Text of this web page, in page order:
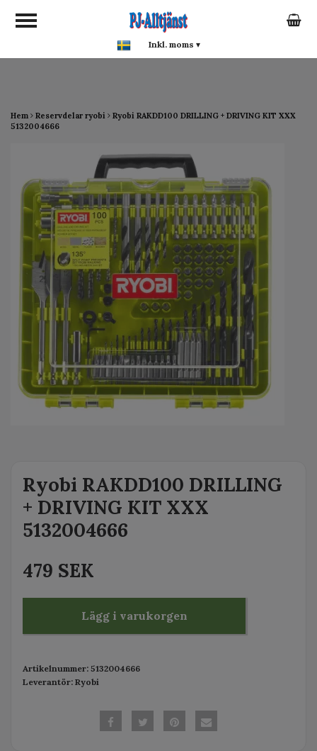
google-site-verification:
google0142a1f5f0015a93.html
Hem Reservdelar ryobi
Ryobi RAKDD100 DRILLING + DRIVING KIT XXX
5132004666
Ryobi RAKDD100 DRILLING
+ DRIVING KIT XXX
5132004666
479 SEK
Lägg i varukorgen
Artikelnummer: 5132004666
Leverantör: Ryobi
Inkl. moms ▾